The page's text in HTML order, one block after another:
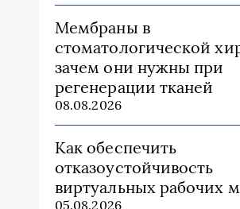
Мембраны в
стоматологической
зачем они нужны при
регенерации тканей
08.08.2026
Как обеспечить
отказоустойчивость
виртуальных рабочих
05.08.2026